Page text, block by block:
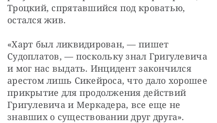
Троцкий, спрятавшийся под кроватью,
остался жив.
«Харт был ликвидирован, — пишет
Судоплатов, — поскольку знал Григулевича
и мог нас выдать. Инцидент закончился
арестом лишь Сикейроса, что дало хорошее
прикрытие для продолжения действий
Григулевича и Меркадера, все еще не
знавших о существовании друг друга».